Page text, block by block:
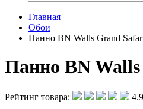
Главная
Обои
Панно BN Walls Grand
Панно BN
Рейтинг товара: